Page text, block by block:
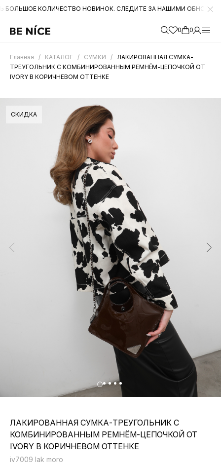
КОЛИЧЕСТВО НОВИНОК. СЛЕДИТЕ ЗА НАШИМИ ОБНОВЛЕНИЯМИ
0 0
Главная / КАТАЛОГ / СУМКИ / ЛАКИРОВАННАЯ СУМКА-
ТРЕУГОЛЬНИК С КОМБИНИРОВАННЫМ РЕМНЁМ-ЦЕПОЧКОЙ ОТ
IVORY В КОРИЧНЕВОМ ОТТЕНКЕ
СКИДКА
ЛАКИРОВАННАЯ СУМКА-ТРЕУГОЛЬНИК С
КОМБИНИРОВАННЫМ РЕМНЁМ-ЦЕПОЧКОЙ ОТ
IVORY В КОРИЧНЕВОМ ОТТЕНКЕ
iv7009 lak moro